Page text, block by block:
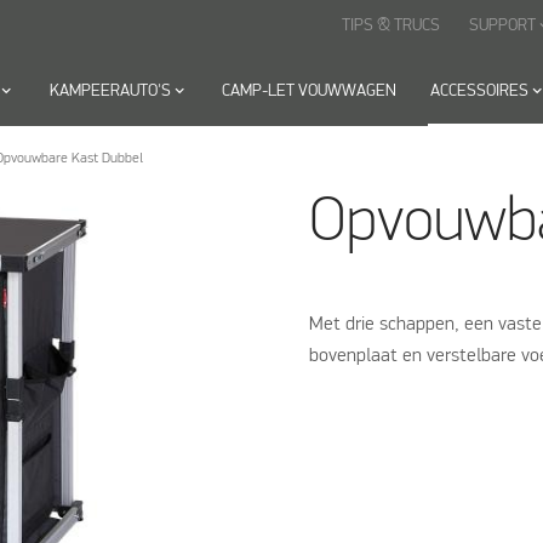
keyboard_arrow_down KAMPEERAUTO'Skeyboard_arrow_down CAMP-LET VOUWWAGEN ACCESSOIRES keyboard_arrow_down
TIPS & TRUCS SUPPORT
Kast Dubbel
Met drie schappen, een
bovenplaat en verstelbare